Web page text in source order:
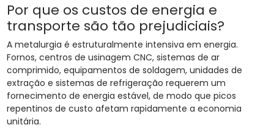
Por que os custos de energia e
transporte são tão prejudiciais?
A metalurgia é estruturalmente intensiva em energia.
Fornos, centros de usinagem CNC, sistemas de ar
comprimido, equipamentos de soldagem, unidades de
extração e sistemas de refrigeração requerem um
fornecimento de energia estável, de modo que picos
repentinos de custo afetam rapidamente a economia
unitária.